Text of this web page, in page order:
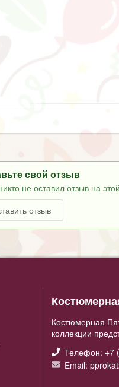
свой отзыв
не оставил отзыв на
отзыв
Костюмерная
коллекции
Телефон: +7
Email: